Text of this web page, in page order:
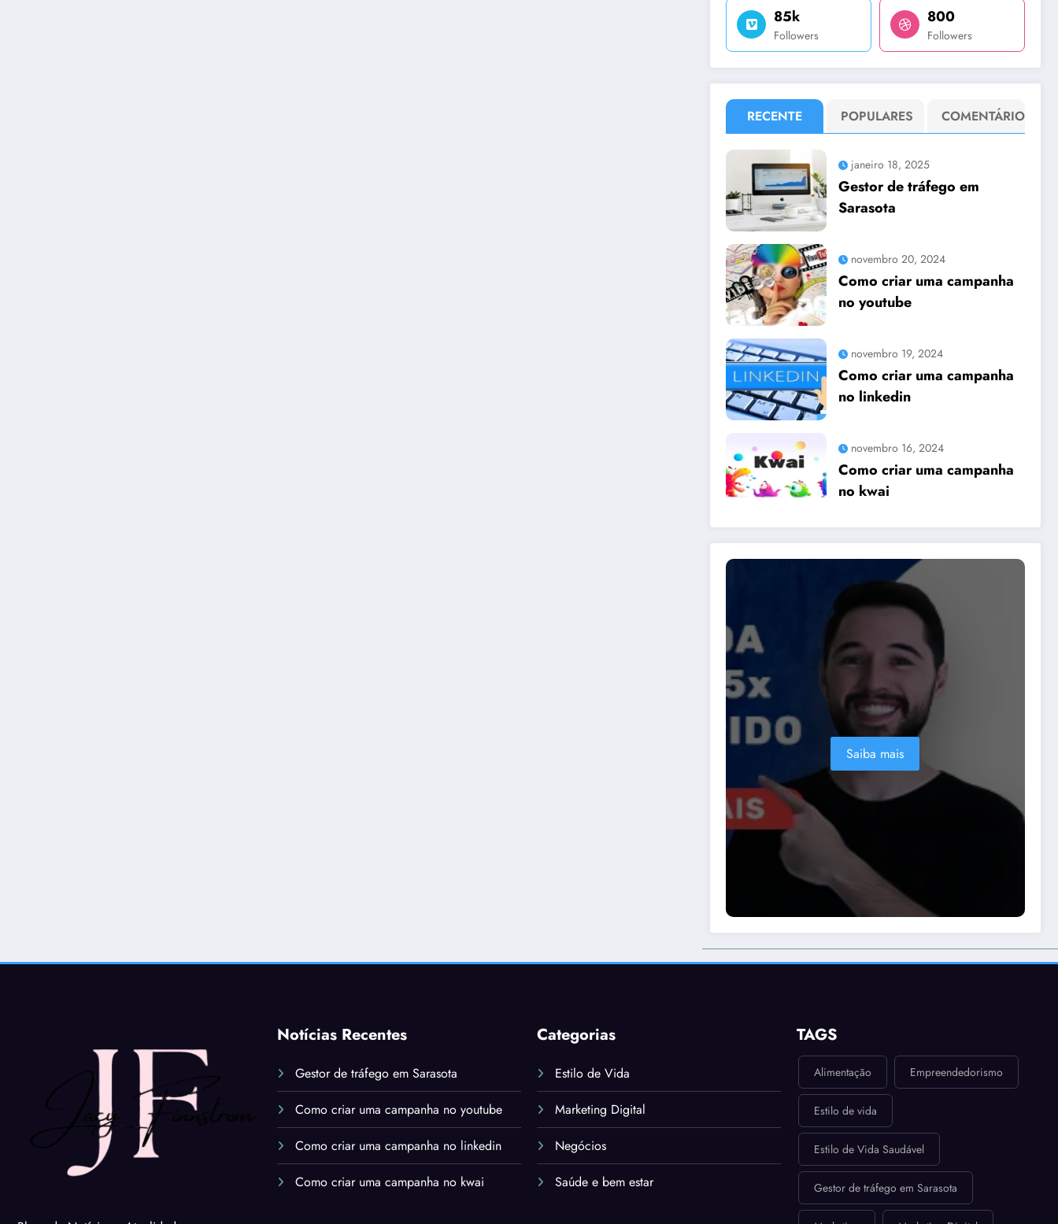
85k
Followers
800
Followers
RECENTE POPULARES COMENTÁRIO
janeiro 18, 2025
Gestor de tráfego em
Sarasota
novembro 20, 2024
Como criar uma campanha
no youtube
novembro 19, 2024
Como criar uma campanha
no linkedin
novembro 16, 2024
Como criar uma campanha
no kwai
Saiba mais
Notícias Recentes
Gestor de tráfego em Sarasota
Como criar uma campanha no youtube
Como criar uma campanha no linkedin
Como criar uma campanha no kwai
Categorias
Estilo de Vida
Marketing Digital
Negócios
Saúde e bem estar
TAGS
Alimentação Empreendedorismo
Estilo de vida
Estilo de Vida Saudável
Gestor de tráfego em Sarasota